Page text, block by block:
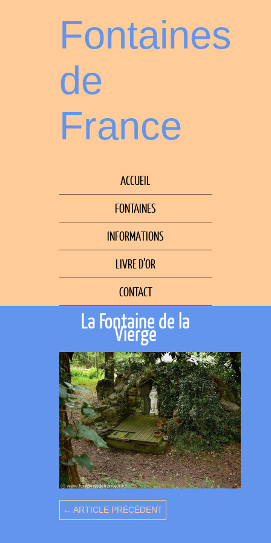
Fontaines
de
France
ACCUEIL
FONTAINES
INFORMATIONS
LIVRE D’OR
CONTACT
La Fontaine de la
Vierge
← ARTICLE PRÉCÉDENT